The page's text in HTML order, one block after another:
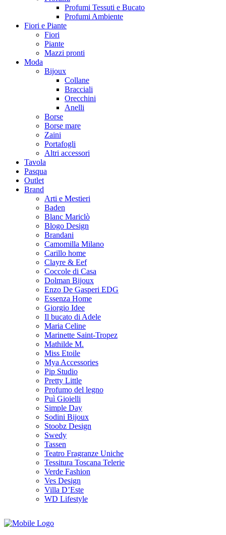
Profumi Tessuti e Bucato
Profumi Ambiente
Fiori e Piante
Fiori
Piante
Mazzi pronti
Moda
Bijoux
Collane
Bracciali
Orecchini
Anelli
Borse
Borse mare
Zaini
Portafogli
Altri accessori
Tavola
Pasqua
Outlet
Brand
Arti e Mestieri
Baden
Blanc Mariclò
Blogo Design
Brandani
Camomilla Milano
Carillo home
Clayre & Eef
Coccole di Casa
Dolman Bijoux
Enzo De Gasperi EDG
Essenza Home
Giorgio Idee
Il bucato di Adele
Maria Celine
Marinette Saint-Tropez
Mathilde M.
Miss Etoile
Mya Accessories
Pip Studio
Pretty Little
Profumo del legno
Puì Gioielli
Simple Day
Sodini Bijoux
Stoobz Design
Swedy
Tassen
Teatro Fragranze Uniche
Tessitura Toscana Telerie
Verde Fashion
Ves Design
Villa D’Este
WD Lifestyle